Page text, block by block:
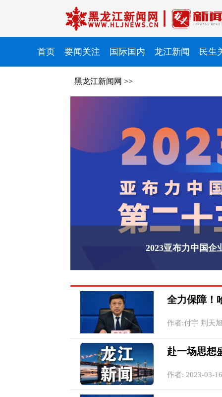
首页 要闻关注 国际国内 龙江新闻 民生
黑龙江新闻网 >>
2023亚布力中国企
全力保障！
作者:付宇 荆天
赴一场思想
作者: 2023-03-